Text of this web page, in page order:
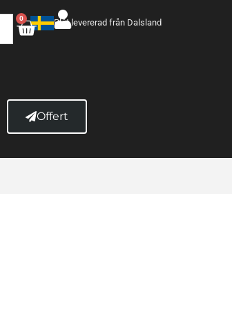
Plåt levererad från Dalsland
0
Offert